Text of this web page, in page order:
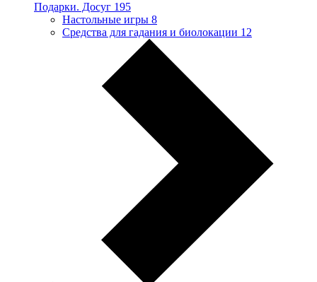
Подарки. Досуг 195
Настольные игры 8
Средства для гадания и биолокации 12